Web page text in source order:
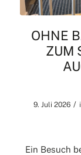
OHNE
ZUM
9. Juli 2026 /
Ein Besuch